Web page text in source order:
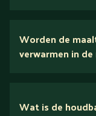
Worden de
verwarmen in
Wat is de